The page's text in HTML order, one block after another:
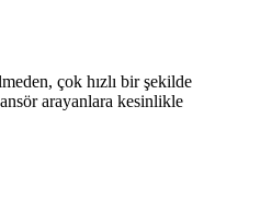
çok hızlı bir şekilde
arayanlara kesinlikle